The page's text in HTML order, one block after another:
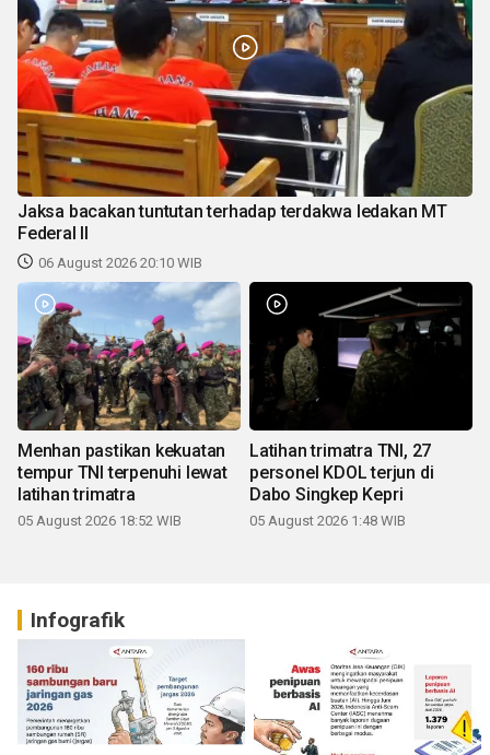
Jaksa bacakan tuntutan terhadap terdakwa ledakan MT
Federal II
06 August 2026 20:10 WIB
Menhan pastikan kekuatan
tempur TNI terpenuhi lewat
latihan trimatra
05 August 2026 18:52 WIB
Latihan trimatra TNI, 27
personel KDOL terjun di
Dabo Singkep Kepri
05 August 2026 1:48 WIB
Infografik